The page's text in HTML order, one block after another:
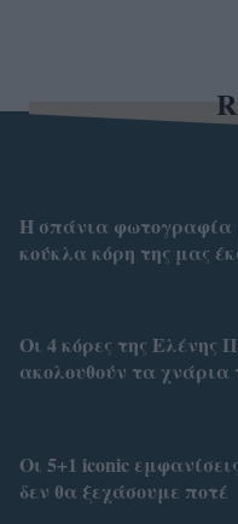
H σπάνια φωτογραφία
κούκλα κόρη της μας
Οι 4 κόρες της Ελένης
ακολουθούν τα χνάρια
Οι 5+1 iconic
δεν θα ξεχάσουμε ποτέ